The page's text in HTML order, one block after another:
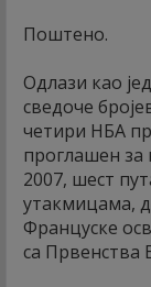
Поштено.
Одлази као
сведоче
четири НБА
проглашен за
2007, шест
утакмицама,
Француске
са Првенства